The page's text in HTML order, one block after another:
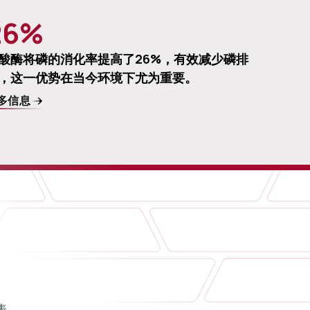
酶将磷的消化率提高了26%，有效减少磷排
这一优势在当今环境下尤为重要。
信息